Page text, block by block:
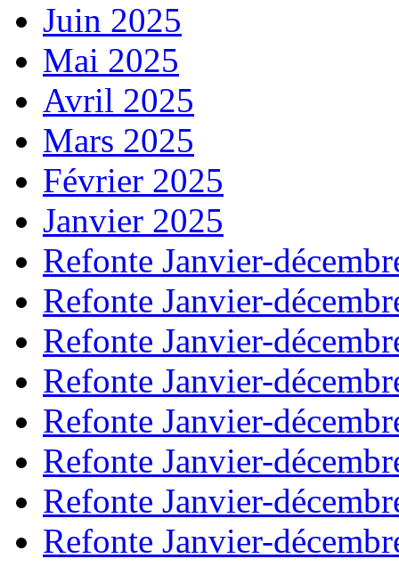
Juin 2025
Mai 2025
Avril 2025
Mars 2025
Février 2025
Janvier 2025
Refonte Janvier-
Refonte Janvier-
Refonte Janvier-
Refonte Janvier-
Refonte Janvier-
Refonte Janvier-
Refonte Janvier-
Refonte Janvier-